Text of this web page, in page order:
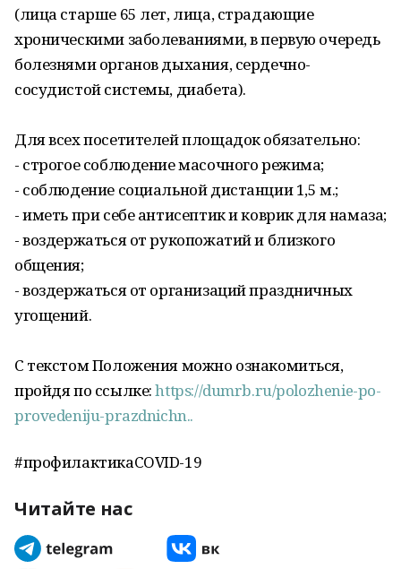
(лица старше 65 лет, лица, страдающие
хроническими заболеваниями, в первую очередь
болезнями органов дыхания, сердечно-
сосудистой системы, диабета).
Для всех посетителей площадок обязательно:
- строгое соблюдение масочного режима;
- соблюдение социальной дистанции 1,5 м.;
- иметь при себе антисептик и коврик для намаза;
- воздержаться от рукопожатий и близкого
общения;
- воздержаться от организаций праздничных
угощений.
С текстом Положения можно ознакомиться,
пройдя по ссылке:https://dumrb.ru/polozhenie-po-
provedeniju-prazdnichn..
#профилактикаCOVID-19
Читайте нас